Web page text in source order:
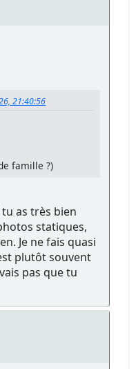
21:40:56
famille ?)
as très bien
statiques,
Je ne fais quasi
plutôt souvent
pas que tu